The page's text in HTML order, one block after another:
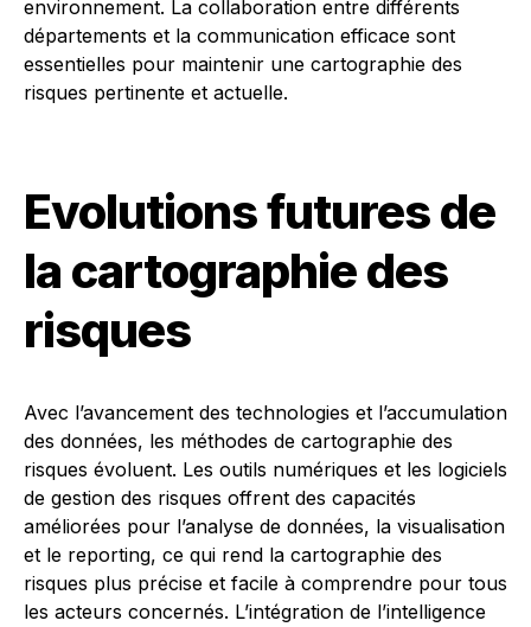
environnement. La collaboration entre différents
départements et la communication efficace sont
essentielles pour maintenir une cartographie des
risques pertinente et actuelle.
Evolutions futures de
la cartographie des
risques
Avec l’avancement des technologies et l’accumulation
des données, les méthodes de cartographie des
risques évoluent. Les outils numériques et les logiciels
de gestion des risques offrent des capacités
améliorées pour l’analyse de données, la visualisation
et le reporting, ce qui rend la cartographie des
risques plus précise et facile à comprendre pour tous
les acteurs concernés. L’intégration de l’intelligence